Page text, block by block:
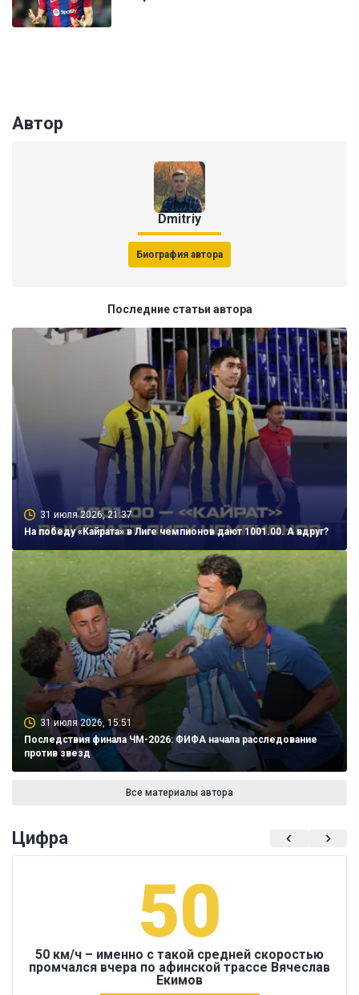
Автор
Dmitriy
Биография автора
Последние статьи автора
31 июля 2026, 21:37
На победу «Кайрата» в Лиге чемпионов дают 1001.00. А вдруг?
31 июля 2026, 15:51
Последствия финала ЧМ-2026: ФИФА начала расследование
против звезд
Все материалы автора
Цифра
50
50 км/ч – именно с такой средней скоростью
промчался вчера по афинской трассе Вячеслав
Екимов